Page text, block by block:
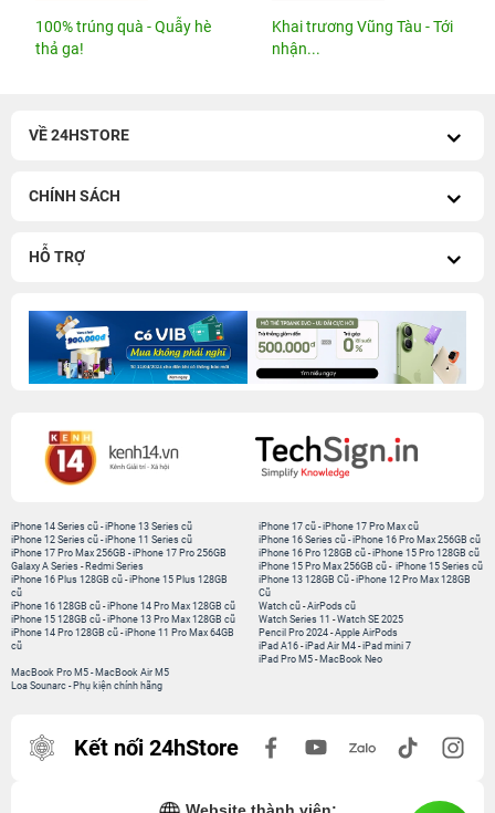
100% trúng quà - Quẫy hè
thả ga!
Khai trương Vũng Tàu - Tới
nhận...
VỀ 24HSTORE
CHÍNH SÁCH
HỖ TRỢ
iPhone 14 Series cũ -iPhone 13 Series cũ
iPhone 12 Series cũ -iPhone 11 Series cũ
iPhone 17 Pro Max 256GB -iPhone 17 Pro 256GB
Galaxy A Series - Redmi Series
iPhone 17 cũ -iPhone 17 Pro Max cũ
iPhone 16 Series cũ - iPhone 16 Pro Max 256GB cũ
iPhone 16 Pro 128GB cũ -iPhone 15 Pro 128GB cũ
iPhone 15 Pro Max 256GB cũ - iPhone 15 Series cũ
iPhone 16 Plus 128GB cũ -iPhone 15 Plus 128GB
cũ
iPhone 16 128GB cũ -iPhone 14 Pro Max 128GB cũ
iPhone 15 128GB cũ -iPhone 13 Pro Max 128GB cũ
iPhone 14 Pro 128GB cũ -iPhone 11 Pro Max 64GB
cũ
iPhone 13 128GB Cũ -iPhone 12 Pro Max 128GB
Cũ
Watch cũ -AirPods cũ
Watch Series 11 -Watch SE 2025
Pencil Pro 2024 -Apple AirPods
iPad A16 -iPad Air M4 -iPad mini 7
iPad Pro M5 - MacBook Neo
MacBook Pro M5 - MacBook Air M5
Loa Sounarc - Phụ kiện chính hãng
Kết nối 24hStore